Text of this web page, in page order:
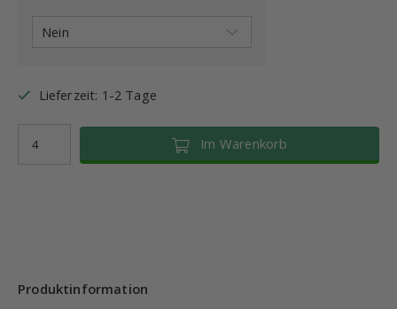
Lieferzeit: 1-2 Tage
Im Warenkorb
Produktinformation